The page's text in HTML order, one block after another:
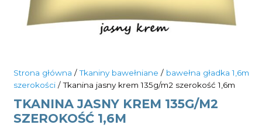
Strona główna /Tkaniny bawełniane / bawełna gładka 1,6m
szerokości/ Tkanina jasny krem 135g/m2 szerokość 1,6m
TKANINA JASNY KREM 135G/M2
SZEROKOŚĆ 1,6M